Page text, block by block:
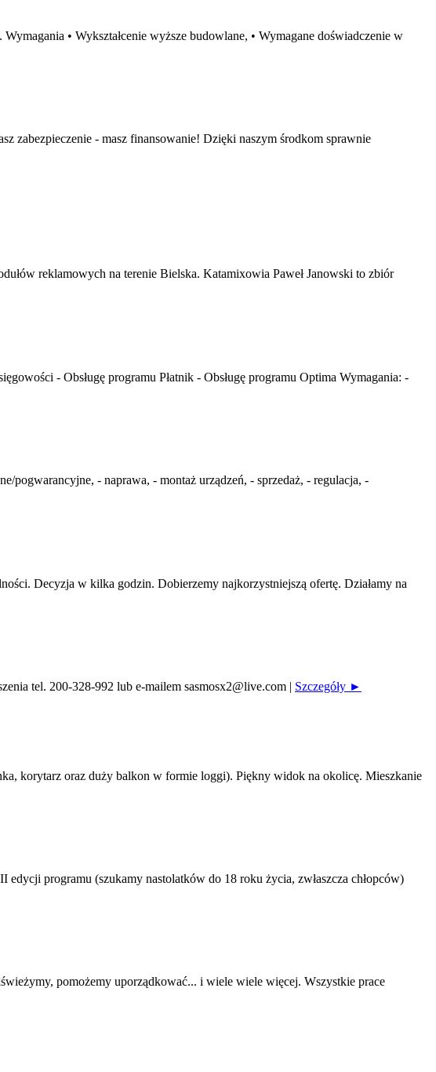
• Wykształcenie wyższe budowlane, • Wymagane doświadczenie w
zabezpieczenie - masz finansowanie! Dzięki naszym środkom sprawnie
reklamowych na terenie Bielska. Katamixowia Paweł Janowski to zbiór
- Obsługę programu Płatnik - Obsługę programu Optima Wymagania: -
- naprawa, - montaż urządzeń, - sprzedaż, - regulacja, -
Decyzja w kilka godzin. Dobierzemy najkorzystniejszą ofertę. Działamy na
tel. 200-328-992 lub e-mailem sasmosx2@live.com | Szczegóły ►
korytarz oraz duży balkon w formie loggi). Piękny widok na okolicę. Mieszkanie
programu (szukamy nastolatków do 18 roku życia, zwłaszcza chłopców)
pomożemy uporządkować... i wiele wiele więcej. Wszystkie prace